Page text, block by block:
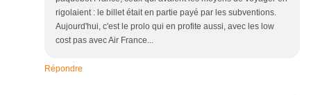
rigolaient : le billet était en partie payé par les subventions.
Aujourd'hui, c'est le prolo qui en profite aussi, avec les low
cost pas avec Air France...
Répondre